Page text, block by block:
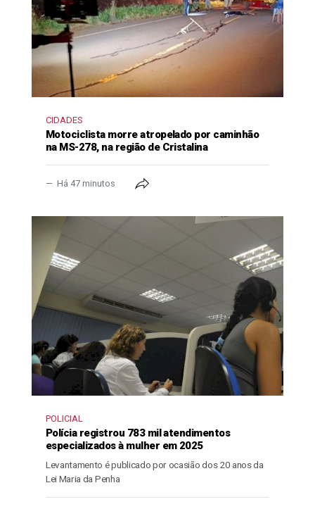
CIDADES
Motociclista morre atropelado por caminhão
na MS-278, na região de Cristalina
Há 47 minutos
POLICIAL
Polícia registrou 783 mil atendimentos
especializados à mulher em 2025
Levantamento é publicado por ocasião dos 20 anos da
Lei Maria da Penha